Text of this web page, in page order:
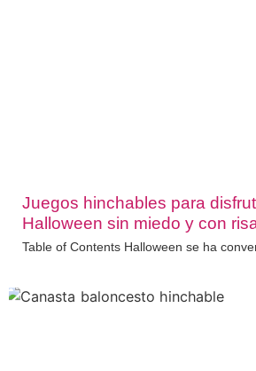
Juegos hinchables para
Halloween sin miedo y con
Table of Contents Halloween se ha